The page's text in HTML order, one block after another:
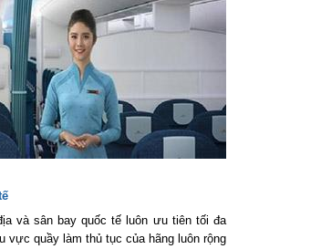
và sân bay quốc tế luôn ưu tiên tối đa
quầy làm thủ tục của hãng luôn rộng